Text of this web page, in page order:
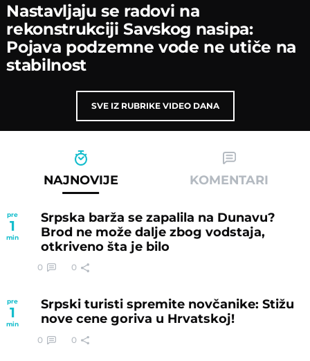
Nastavljaјu se radovi na
rekonstrukciјi Savskog nasipa:
Poјava podzemne vode ne utiče na
stabilnost
SVE IZ RUBRIKE VIDEO DANA
NAJNOVIJE KOMENTARI
pre
1
min
Srpska barža se zapalila na Dunavu?
Brod ne može dalje zbog vodstaja,
otkriveno šta je bilo
0 0
pre
1
min
Srpski turisti spremite novčanike: Stižu
nove cene goriva u Hrvatskoj!
0 0